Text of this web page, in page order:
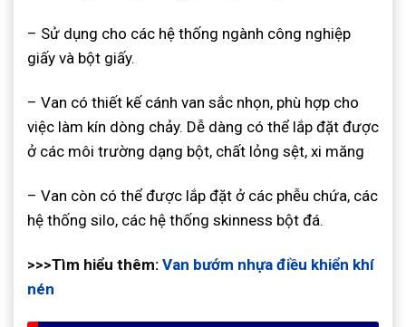
– Sử dụng cho các hệ thống ngành công nghiệp
giấy và bột giấy.
– Van có thiết kế cánh van sắc nhọn, phù hợp cho
việc làm kín dòng chảy. Dễ dàng có thể lắp đặt được
ở các môi trường dạng bột, chất lỏng sệt, xi măng
– Van còn có thể được lắp đặt ở các phễu chứa, các
hệ thống silo, các hệ thống skinness bột đá.
>>>Tìm hiểu thêm: Van bướm nhựa điều khiển khí
nén